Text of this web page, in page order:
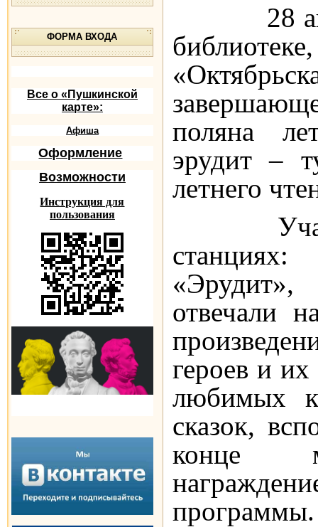
ФОРМА ВХОДА
Все о «Пушкинской
карте»:
Афиша
Оформление
Возможности
Инструкция для
пользования
28
поляна
эрудит –
летнего
отвечали
героев и их
любимых
сказок,
конце
программы.